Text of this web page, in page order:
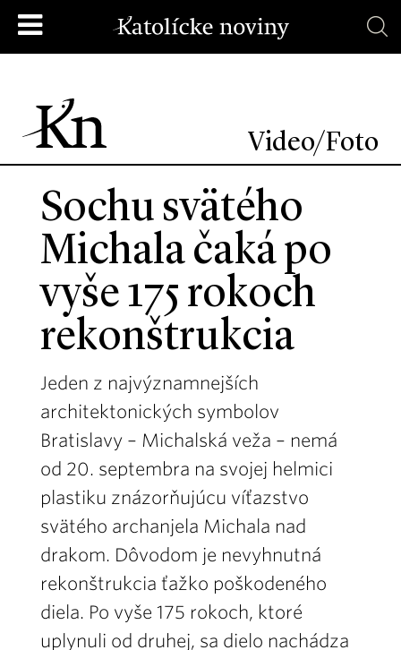
Video/Foto
Sochu svätého
Michala čaká po
vyše 175 rokoch
rekonštrukcia
Jeden z najvýznamnejších
architektonických symbolov
Bratislavy – Michalská veža – nemá
od 20. septembra na svojej helmici
plastiku znázorňujúcu víťazstvo
svätého archanjela Michala nad
drakom. Dôvodom je nevyhnutná
rekonštrukcia ťažko poškodeného
diela. Po vyše 175 rokoch, ktoré
uplynuli od druhej, sa dielo nachádza